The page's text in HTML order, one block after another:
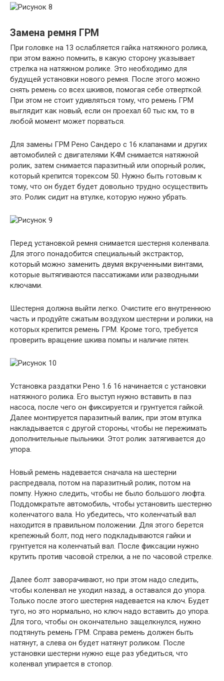
Замена ремня ГРМ
При головке на 13 ослабляется гайка натяжного ролика,
при этом важно помнить, в какую сторону указывает
стрелка на натяжном ролике. Это необходимо для
будущей установки нового ремня. После этого можно
снять ремень со всех шкивов, помогая себе отверткой.
При этом не стоит удивляться тому, что ремень ГРМ
выглядит как новый, если он проехал 60 тыс км, то в
любой момент может порваться.
Для замены ГРМ Рено Сандеро с 16 клапанами и других
автомобилей с двигателями К4М снимается натяжной
ролик, затем снимается паразитный или опорный ролик,
который крепится торексом 50. Нужно быть готовым к
тому, что он будет будет довольно трудно осуществить
это. Ролик сидит на втулке, которую нужно убрать.
Перед установкой ремня снимается шестерня коленвала.
Для этого понадобится специальный экстрактор,
который можно заменить двумя вкрученными винтами,
которые вытягиваются пассатижами или разводными
ключами.
Шестерня должна выйти легко. Очистите его внутреннюю
часть и продуйте сжатым воздухом шестерни и ролики, на
которых крепится ремень ГРМ. Кроме того, требуется
проверить вращение шкива помпы и наличие пятен.
Установка раздатки Рено 1.6 16 начинается с установки
натяжного ролика. Его выступ нужно вставить в паз
насоса, после чего он фиксируется и грунтуется гайкой.
Далее монтируется паразитный валик, при этом втулка
накладывается с другой стороны, чтобы не пережимать
дополнительные пыльники. Этот ролик затягивается до
упора.
Новый ремень надевается сначала на шестерни
распредвала, потом на паразитный ролик, потом на
помпу. Нужно следить, чтобы не было большого люфта.
Поддомкратьте автомобиль, чтобы установить шестерню
коленчатого вала. Но убедитесь, что коленчатый вал
находится в правильном положении. Для этого берется
крепежный болт, под него подкладываются гайки и
грунтуется на коленчатый вал. После фиксации нужно
крутить против часовой стрелки, а не по часовой стрелке.
Далее болт заворачивают, но при этом надо следить,
чтобы коленвал не уходил назад, а оставался до упора.
Только после этого шестерня надевается на ключ. Будет
туго, но это нормально, но ключ надо вставить до упора.
Для того, чтобы он окончательно защелкнулся, нужно
подтянуть ремень ГРМ. Справа ремень должен быть
натянут, а слева он будет натянут роликом. После
установки шестерни нужно еще раз убедиться, что
коленвал упирается в стопор.